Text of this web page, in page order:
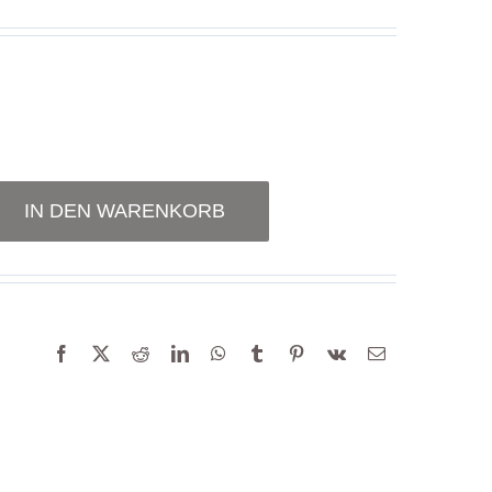
IN DEN WARENKORB